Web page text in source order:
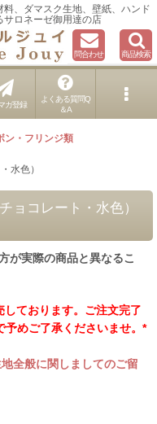
、ダマスク生地、壁紙、ハンド
サロネーゼ御用達の店
問合わせ 商品検索
ガ登録
よくある質問Q
＆A
ン・フリンジ類
水色）
ョコレート・水色）
が実際の商品と異なるこ
ております。ご注文完了
予めご了承くださいませ。*
全般に関しましてのご留